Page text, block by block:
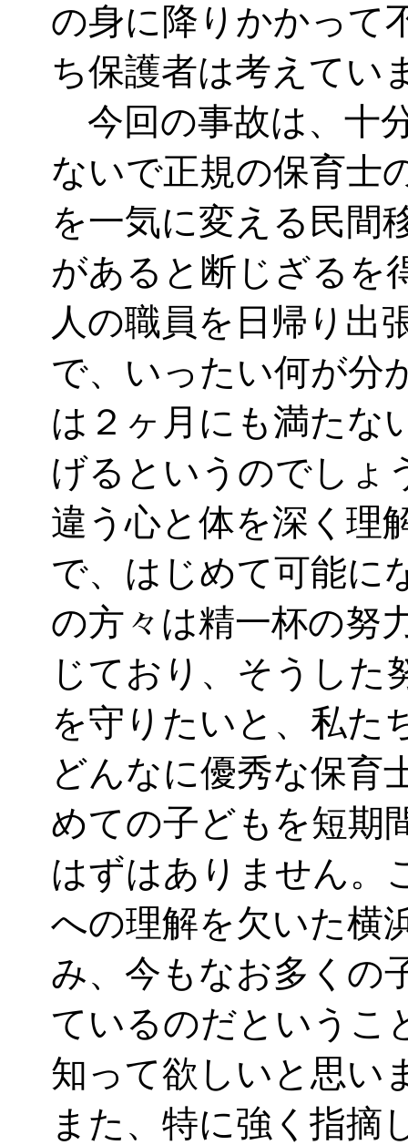
の身に降りかかって
ち保護者は考えてい
今回の事故は、十
ないで正規の保育士
を一気に変える民間
があると断じざるを
人の職員を日帰り出
で、いったい何が分
は２ヶ月にも満たな
げるというのでしょ
違う心と体を深く理
で、はじめて可能に
の方々は精一杯の努
じており、そうした
を守りたいと、私た
どんなに優秀な保育
めての子どもを短期
はずはありません。
への理解を欠いた横
み、今もなお多くの
ているのだというこ
知って欲しいと思い
また、特に強く指摘